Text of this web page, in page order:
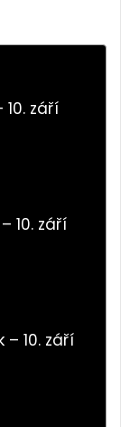
září
10. září
10. září